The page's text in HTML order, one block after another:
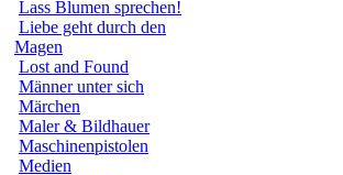
Lass Blumen sprechen!
Liebe geht durch den
Magen
Lost and Found
Männer unter sich
Märchen
Maler & Bildhauer
Maschinenpistolen
Medien